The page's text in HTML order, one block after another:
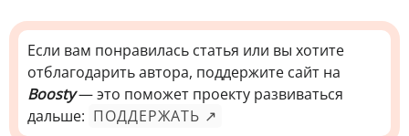
Если вам понравилась статья или вы хотите
отблагодарить автора, поддержите сайт на
Boosty— это поможет проекту развиваться
дальше: ПОДДЕРЖАТЬ ↗